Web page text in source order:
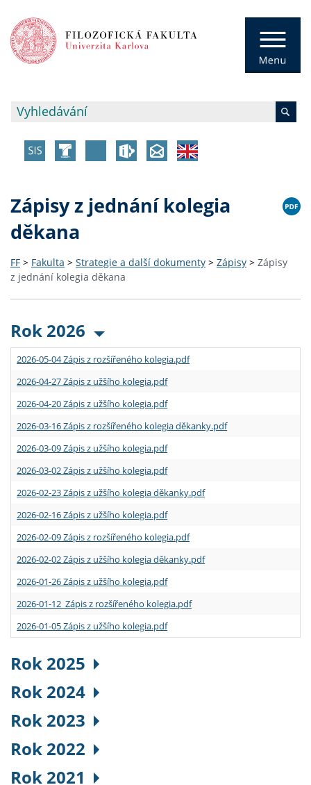
Zápisy z jednání kolegia
děkana
FF > Fakulta > Strategie a další dokumenty > Zápisy > Zápisy
z jednání kolegia děkana
Rok 2026
2026-05-04 Zápis z rozšířeného kolegia.pdf
2026-04-27 Zápis z užšího kolegia.pdf
2026-04-20 Zápis z užšího kolegia.pdf
2026-03-16 Zápis z rozšířeného kolegia děkanky.pdf
2026-03-09 Zápis z užšího kolegia.pdf
2026-03-02 Zápis z užšího kolegia.pdf
2026-02-23 Zápis z užšího kolegia děkanky.pdf
2026-02-16 Zápis z užšího kolegia.pdf
2026-02-09 Zápis z rozšířeného kolegia.pdf
2026-02-02 Zápis z užšího kolegia děkanky.pdf
2026-01-26 Zápis z užšího kolegia.pdf
2026-01-12 Zápis z rozšířeného kolegia.pdf
2026-01-05 Zápis z užšího kolegia.pdf
Rok 2025
Rok 2024
Rok 2023
Rok 2022
Rok 2021